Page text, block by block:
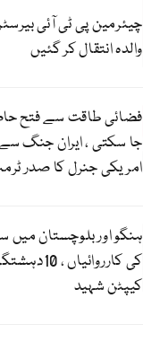
چیئرمین پی ٹی آئی
والدہ انتقال کر گئیں
فضائی طاقت سے فتح
جا سکتی ، ایران جنگ
امریکی جنرل کا صدر
ہنگو اور بلوچستان میں
کی
کیپٹن شہید